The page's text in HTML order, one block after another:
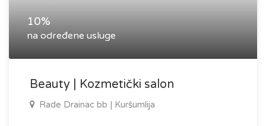
10%
na određene usluge
Beauty | Kozmetički salon
Rade Drainac bb | Kuršumlija